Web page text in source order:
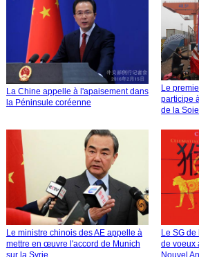
La Chine appelle à l'apaisement dans
la Péninsule coréenne
Le
participe
de la Soie
Le ministre chinois des AE appelle à
mettre en œuvre l'accord de Munich
sur la Syrie
Le SG de
de voeux
Nouvel